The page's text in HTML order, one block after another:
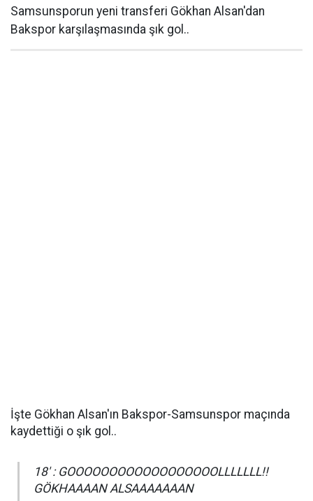
Samsunsporun yeni transferi Gökhan Alsan'dan
Bakspor karşılaşmasında şık gol..
İşte Gökhan Alsan'ın Bakspor-Samsunspor maçında
kaydettiği o şık gol..
18' : GOOOOOOOOOOOOOOOOOOLLLLLLL!!
GÖKHAAAAN ALSAAAAAAAN